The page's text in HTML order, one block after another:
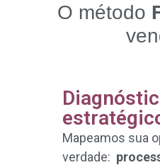
O método
Mapeamos sua
verdade: